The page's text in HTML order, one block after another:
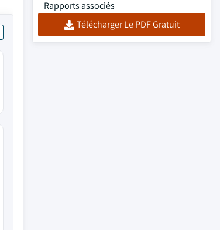
Rapports associés
Télécharger Le PDF Gratuit